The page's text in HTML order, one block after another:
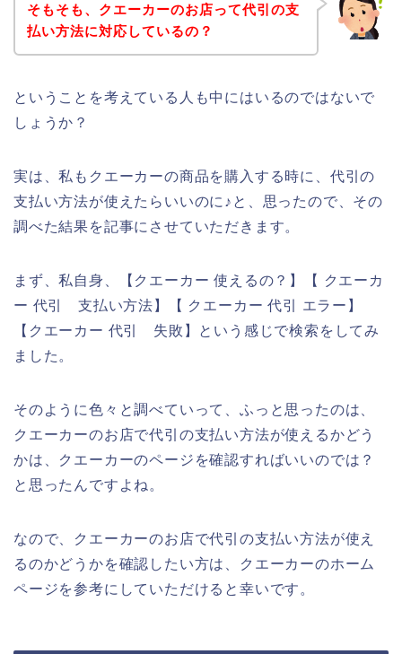
そもそも、クエーカーのお店って代引の支
払い方法に対応しているの？
ということを考えている人も中にはいるのではないで
しょうか？
実は、私もクエーカーの商品を購入する時に、代引の
支払い方法が使えたらいいのに♪と、思ったので、その
調べた結果を記事にさせていただきます。
まず、私自身、【クエーカー 使えるの？】【 クエーカ
ー 代引 支払い方法】【 クエーカー 代引 エラー】
【クエーカー 代引 失敗】という感じで検索をしてみ
ました。
そのように色々と調べていって、ふっと思ったのは、
クエーカーのお店で代引の支払い方法が使えるかどう
かは、クエーカーのページを確認すればいいのでは？
と思ったんですよね。
なので、クエーカーのお店で代引の支払い方法が使え
るのかどうかを確認したい方は、クエーカーのホーム
ページを参考にしていただけると幸いです。